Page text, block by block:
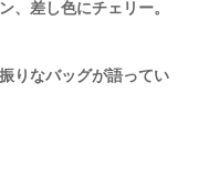
、差し色にチェリー。
りなバッグが語ってい